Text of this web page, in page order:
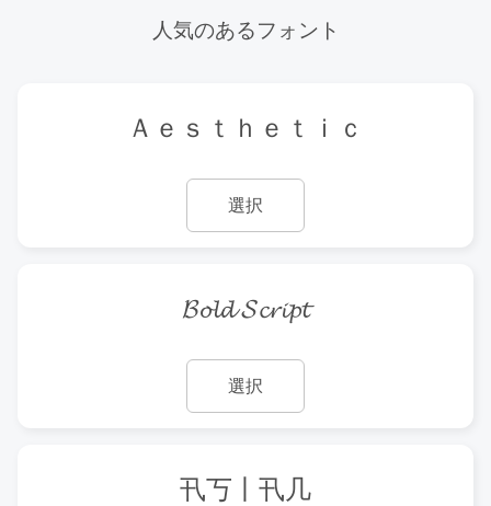
人気のあるフォント
Ａｅｓｔｈｅｔｉｃ
選択
𝓑𝓸𝓵𝓭 𝓢𝓬𝓻𝓲𝓹𝓽
選択
卂丂丨卂几